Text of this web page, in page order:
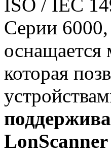
ISO / IEC
Серии
которая